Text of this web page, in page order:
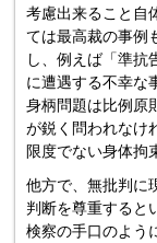
考慮出来ること自
ては最高裁の事例
し、例えば「準抗
に遭遇する不幸な
身柄問題は比例原
が鋭く問われなけ
限度でない身体拘
他方で、無批判に
判断を尊重すると
検察の手口のよう